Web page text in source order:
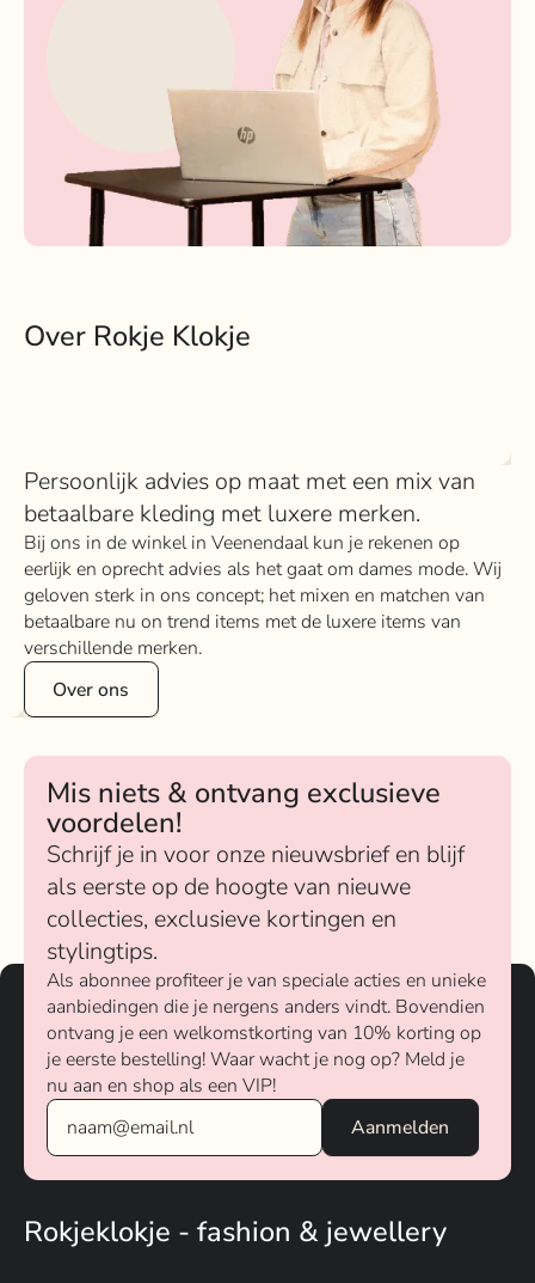
Over Rokje Klokje
Persoonlijk advies op maat met een mix van
betaalbare kleding met luxere merken.
Bij ons in de winkel in Veenendaal kun je rekenen op
eerlijk en oprecht advies als het gaat om dames mode. Wij
geloven sterk in ons concept; het mixen en matchen van
betaalbare nu on trend items met de luxere items van
verschillende merken.
Over ons
Mis niets & ontvang exclusieve
voordelen!
Schrijf je in voor onze nieuwsbrief en blijf
als eerste op de hoogte van nieuwe
collecties, exclusieve kortingen en
stylingtips.
Als abonnee profiteer je van speciale acties en unieke
aanbiedingen die je nergens anders vindt. Bovendien
ontvang je een welkomstkorting van 10% korting op
je eerste bestelling! Waar wacht je nog op? Meld je
nu aan en shop als een VIP!
Rokjeklokje - fashion & jewellery